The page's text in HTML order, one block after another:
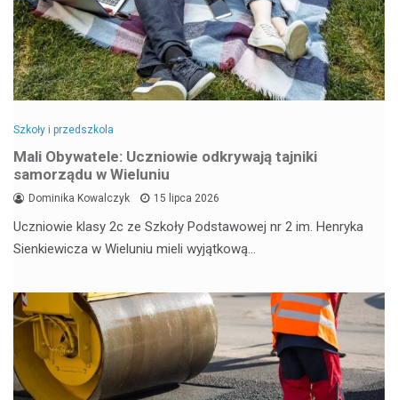
Szkoły i przedszkola
Mali Obywatele: Uczniowie odkrywają tajniki
samorządu w Wieluniu
Dominika Kowalczyk 15 lipca 2026
Uczniowie klasy 2c ze Szkoły Podstawowej nr 2 im. Henryka
Sienkiewicza w Wieluniu mieli wyjątkową…